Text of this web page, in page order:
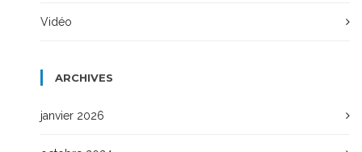
Vidéo
ARCHIVES
janvier 2026